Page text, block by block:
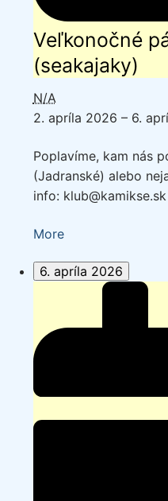
Veľkonočné
(seakajaky)
N/A
2. apríla 2026 – 6.
Poplavíme, kam nás
(Jadranské) alebo
info: klub@kamikse.sk
Moreabout
6. apríla 2026
Veľkonočné
(seakajaky)